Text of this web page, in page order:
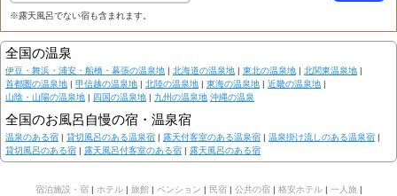
※露天風呂でない宿も含まれます。
全国の温泉
伊豆・舞浜・浦安・船橋・幕張の温泉地 | 北海道の温泉地 | 東北の温泉地 | 北関東温泉地 |
首都圏の温泉地 | 甲信越の温泉地 | 北陸の温泉地 | 東海の温泉地 | 近畿の温泉地 |
山陰・山陽の温泉地 | 四国の温泉地 | 九州の温泉地 沖縄の温泉
全国のお風呂自慢の宿・温泉宿
温泉のある宿 | 貸切風呂のある温泉宿 | 露天付客室のある温泉宿 | 温泉掛け流しのある温泉宿 |
貸切風呂のある宿 | 露天風呂付客室のある宿 | 露天風呂のある宿
宿泊施設・宿| ホテル| 旅館| ペンション | 民宿| 公共の宿| 格安ホテル| 一人旅 |